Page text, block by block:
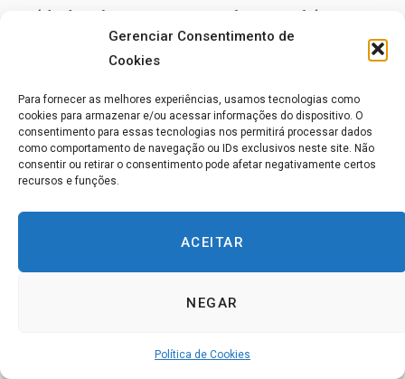
Gerenciar Consentimento de
Cookies
Para fornecer as melhores experiências, usamos tecnologias como
cookies para armazenar e/ou acessar informações do dispositivo. O
consentimento para essas tecnologias nos permitirá processar dados
como comportamento de navegação ou IDs exclusivos neste site. Não
consentir ou retirar o consentimento pode afetar negativamente certos
recursos e funções.
ACEITAR
NEGAR
Política de Cookies
saúde de
Atlanta
, entretanto, alguns também com
corporações.
‘Jerry, você não pode imaginar a diferença. Ethan tem
se tornado um defensor entusiasta da estratégia de
proximidade e tem até estado em contato com dois dos
Líderes Corporativos para obter apoio no
um senso pleno de gratidão e as lágrimas correram.
Ontem, seis meses depois deJerry